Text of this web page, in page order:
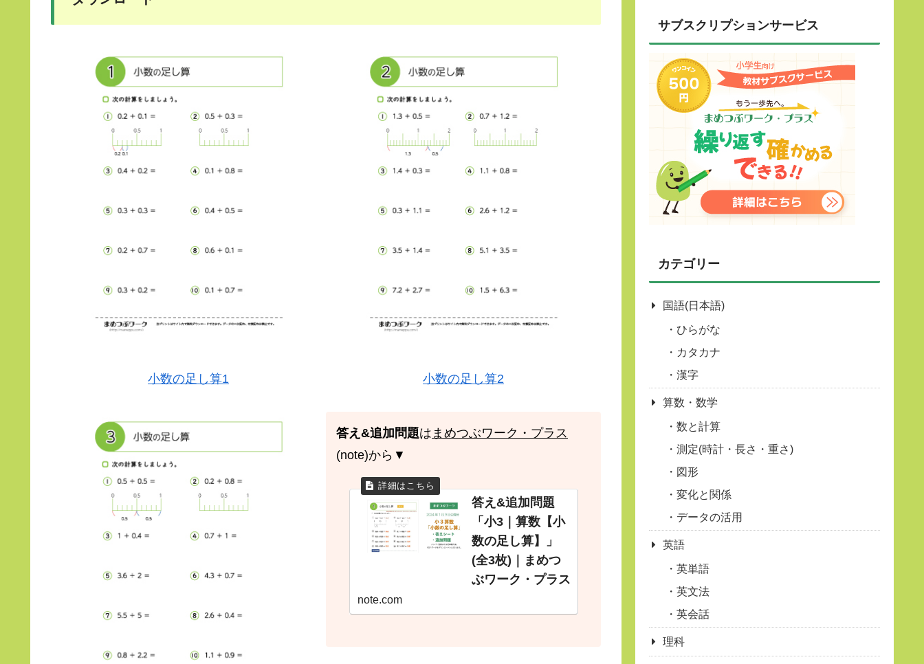
小数の足し算1 小数の足し算2
答え&追加問題は まめつぶワーク・プラス
(note)から▼
答え&追加問題
「小3｜算数【小
数の足し算】」
(全3枚)｜まめつ
ぶワーク・プラス
年1月9日に公開した
note.com
サブスクリプションサービス
カテゴリー
国語(日本語)
ひらがな
カタカナ
漢字
算数・数学
数と計算
測定(時計・長さ・重さ)
図形
変化と関係
データの活用
英語
英単語
英文法
英会話
理科